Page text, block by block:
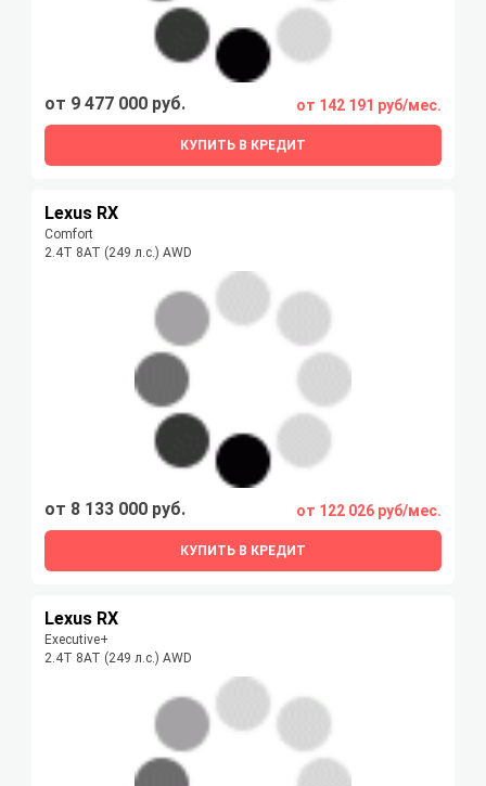
от 9 477 000 руб. от 142 191 руб/мес.
КУПИТЬ В КРЕДИТ
Lexus RX
Comfort
2.4T 8AT (249 л.с.) AWD
от 8 133 000 руб. от 122 026 руб/мес.
КУПИТЬ В КРЕДИТ
Lexus RX
Executive+
2.4T 8AT (249 л.с.) AWD